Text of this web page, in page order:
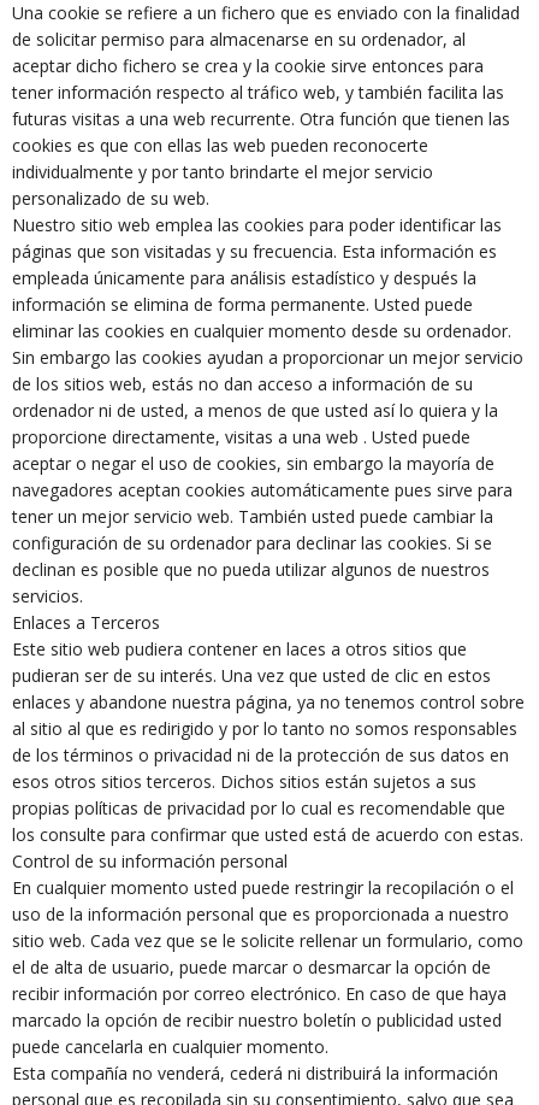
Una cookie se refiere a un fichero que es enviado con la finalidad
de solicitar permiso para almacenarse en su ordenador, al
aceptar dicho fichero se crea y la cookie sirve entonces para
tener información respecto al tráfico web, y también facilita las
futuras visitas a una web recurrente. Otra función que tienen las
cookies es que con ellas las web pueden reconocerte
individualmente y por tanto brindarte el mejor servicio
personalizado de su web.
Nuestro sitio web emplea las cookies para poder identificar las
páginas que son visitadas y su frecuencia. Esta información es
empleada únicamente para análisis estadístico y después la
información se elimina de forma permanente. Usted puede
eliminar las cookies en cualquier momento desde su ordenador.
Sin embargo las cookies ayudan a proporcionar un mejor servicio
de los sitios web, estás no dan acceso a información de su
ordenador ni de usted, a menos de que usted así lo quiera y la
proporcione directamente, visitas a una web . Usted puede
aceptar o negar el uso de cookies, sin embargo la mayoría de
navegadores aceptan cookies automáticamente pues sirve para
tener un mejor servicio web. También usted puede cambiar la
configuración de su ordenador para declinar las cookies. Si se
declinan es posible que no pueda utilizar algunos de nuestros
servicios.
Enlaces a Terceros
Este sitio web pudiera contener en laces a otros sitios que
pudieran ser de su interés. Una vez que usted de clic en estos
enlaces y abandone nuestra página, ya no tenemos control sobre
al sitio al que es redirigido y por lo tanto no somos responsables
de los términos o privacidad ni de la protección de sus datos en
esos otros sitios terceros. Dichos sitios están sujetos a sus
propias políticas de privacidad por lo cual es recomendable que
los consulte para confirmar que usted está de acuerdo con estas.
Control de su información personal
En cualquier momento usted puede restringir la recopilación o el
uso de la información personal que es proporcionada a nuestro
sitio web. Cada vez que se le solicite rellenar un formulario, como
el de alta de usuario, puede marcar o desmarcar la opción de
recibir información por correo electrónico. En caso de que haya
marcado la opción de recibir nuestro boletín o publicidad usted
puede cancelarla en cualquier momento.
Esta compañía no venderá, cederá ni distribuirá la información
personal que es recopilada sin su consentimiento, salvo que sea